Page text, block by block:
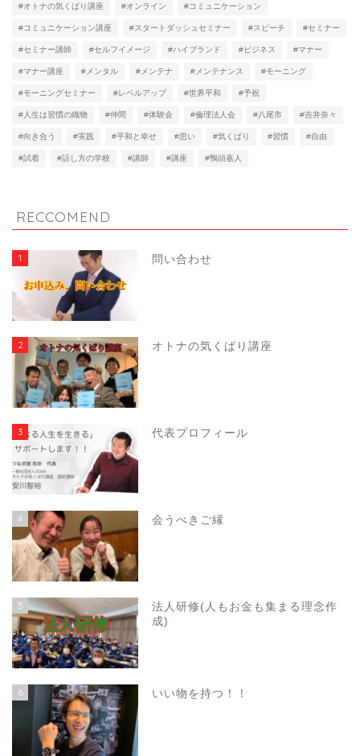
#オトナの気くばり講座 #オンライン #コミュニケーション
#コミュニケーション講座 #スタートダッシュセミナー #スピーチ #セミナー
#セミナー講師 #セルフイメージ #ハイブランド #ビジネス #マナー
#マナー講座 #メンタル #メンテナ #メンテナンス #モーニング
#モーニングセミナー #レベルアップ #世界平和 #予祝
#人生は習慣の織物 #仲間 #体験会 #倫理法人会 #八尾市 #吉井奈々
#向き合う #実践 #平和と幸せ #思い #気くばり #習慣 #自由
#試着 #話し方の学校 #講師 #講座 #鴨頭嘉人
RECCOMEND
1 問い合わせ
2 オトナの気くばり講座
3 代表プロフィール
4 会うべきご縁
5
法人研修(人もお金も集まる理念作
成)
6 いい物を持つ！！